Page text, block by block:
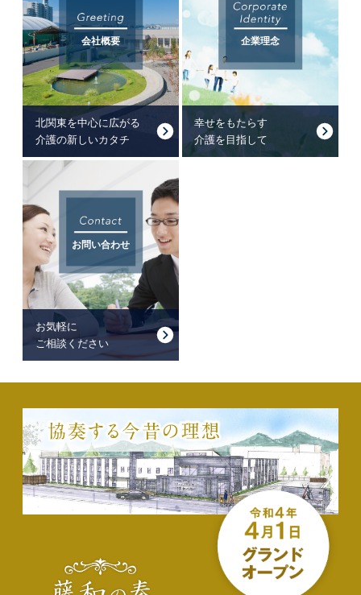
会社概要
北関東を中心に広がる
介護の新しいカタチ
企業理念
幸せをもたらす
介護を目指して
お問い合わせ
お気軽に
ご相談ください